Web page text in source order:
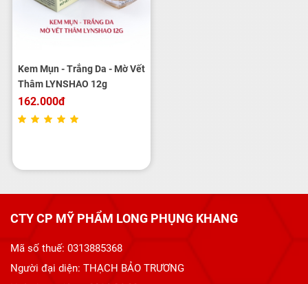
Kem Mụn - Trắng Da - Mờ Vết
Thâm LYNSHAO 12g
162.000đ
CTY CP MỸ PHẨM LONG PHỤNG KHANG
Mã số thuế: 0313885368
Người đại diện: THẠCH BẢO TRƯƠNG